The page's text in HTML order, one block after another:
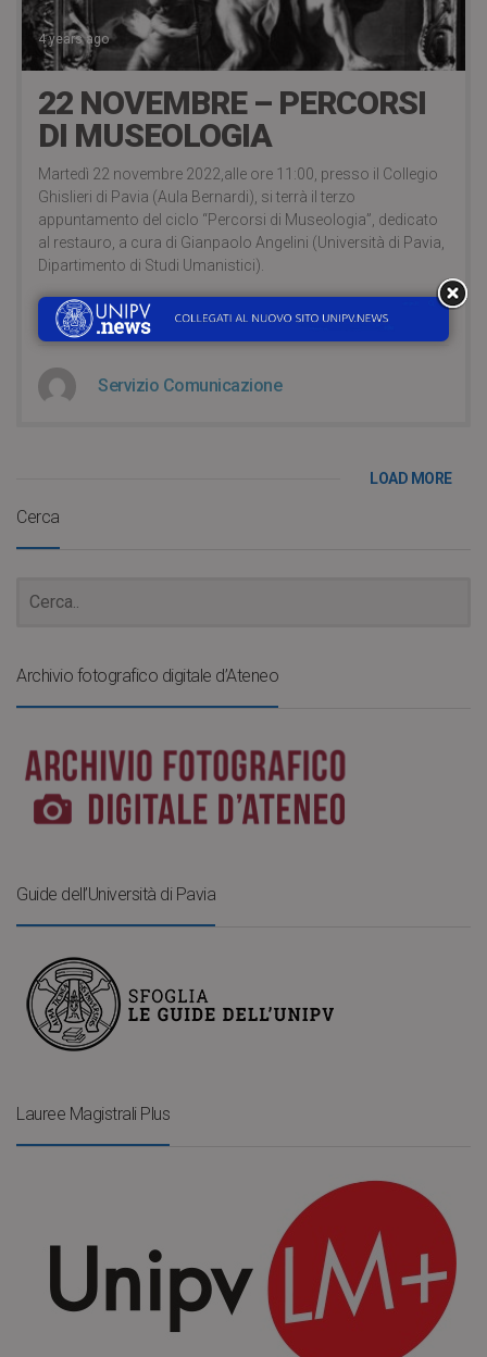
4 years ago
22 NOVEMBRE – PERCORSI
DI MUSEOLOGIA
Martedì 22 novembre 2022,alle ore 11:00, presso il Collegio
Ghislieri di Pavia (Aula Bernardi), si terrà il terzo
appuntamento del ciclo “Percorsi di Museologia”, dedicato
al restauro, a cura di Gianpaolo Angelini (Università di Pavia,
Dipartimento di Studi Umanistici).
CONTINUA A LEGGERE
Servizio Comunicazione
LOAD MORE
Cerca
Archivio fotografico digitale d’Ateneo
Guide dell’Università di Pavia
Lauree Magistrali Plus